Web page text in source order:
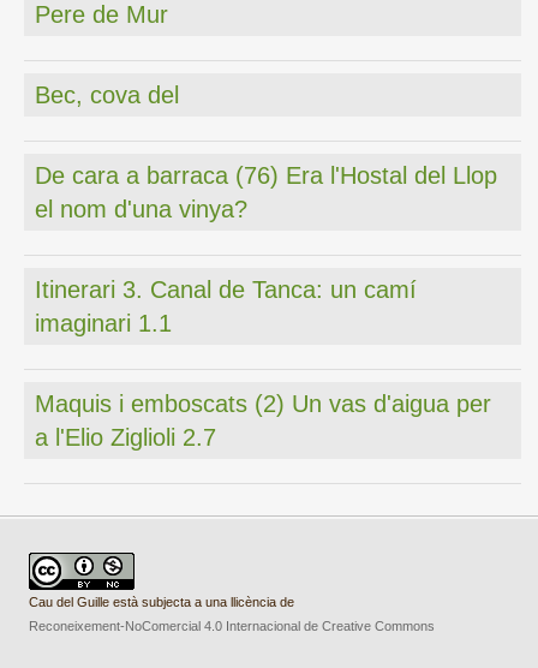
Pere de Mur
Bec, cova del
De cara a barraca (76) Era l'Hostal del Llop
el nom d'una vinya?
Itinerari 3. Canal de Tanca: un camí
imaginari 1.1
Maquis i emboscats (2) Un vas d'aigua per
a l'Elio Ziglioli 2.7
Cau del Guille està subjecta a una llicència de
Reconeixement-NoComercial 4.0 Internacional de Creative Commons